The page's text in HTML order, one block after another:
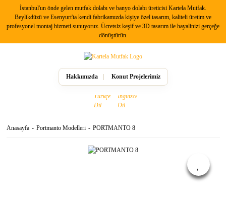
İstanbul'un önde gelen mutfak dolabı ve banyo dolabı üreticisi Kartela Mutfak.
Beylikdüzü ve Esenyurt'ta kendi fabrikamızda kişiye özel tasarım, kaliteli üretim ve
profesyonel montaj hizmeti sunuyoruz. Ücretsiz keşif ve 3D tasarım ile hayalinizi gerçeğe
dönüştürün.
Hakkımızda Konut Projelerimiz
Anasayfa Portmanto Modelleri PORTMANTO 8